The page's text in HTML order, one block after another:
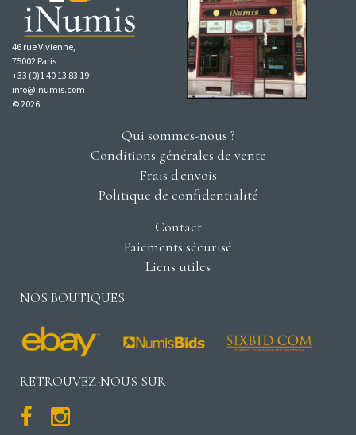
46 rue Vivienne,
75002 Paris
+33 (0)1 40 13 83 19
info@inumis.com
© 2026
Qui sommes-nous ?
Conditions générales de vente
Frais d'envois
Politique de confidentialité
Contact
Paiements sécurisé
Liens utiles
NOS BOUTIQUES
RETROUVEZ-NOUS SUR